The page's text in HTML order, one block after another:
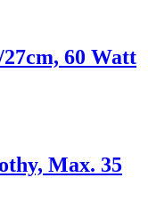
60 Watt
Max. 35